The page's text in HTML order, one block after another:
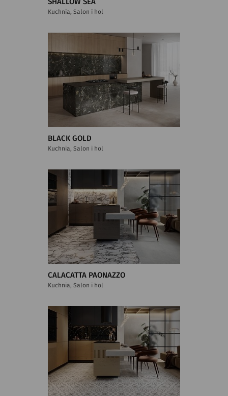
SHALLOW SEA
Kuchnia, Salon i hol
BLACK GOLD
Kuchnia, Salon i hol
CALACATTA PAONAZZO
Kuchnia, Salon i hol